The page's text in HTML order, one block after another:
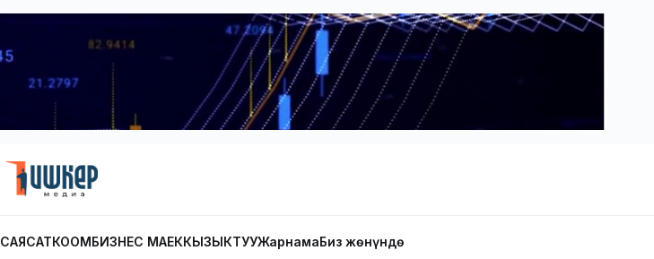
САЯСАТКООМБИЗНЕС МАЕККЫЗЫКТУУЖарнамаБиз жөнүндө